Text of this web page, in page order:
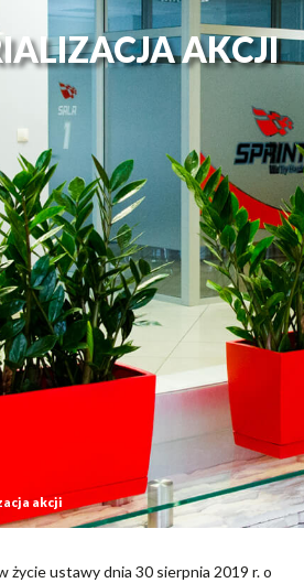
AKCJI
akcji
życie ustawy dnia 30 sierpnia 2019 r. o